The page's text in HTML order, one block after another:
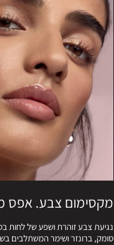
מקסימום צבע. אפס
נגיעת צבע זוהרת ושפע של לחות
סומק, ברונזר ושימר המשתלבים